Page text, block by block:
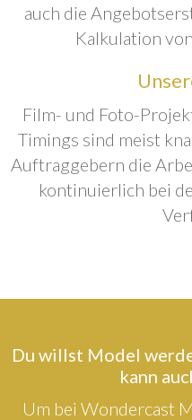
auch die
Kalkulation
Film- und Foto-
Timings sind meist
Auftraggebern die
kontinuierlich bei
Du willst Model
kann
Um bei Wondercast